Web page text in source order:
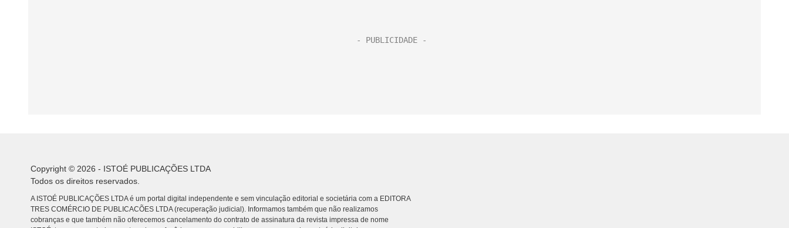
Copyright © 2026 - ISTOÉ PUBLICAÇÕES LTDA
Todos os direitos reservados.
A ISTOÉ PUBLICAÇÕES LTDA é um portal digital independente e sem vinculação editorial e societária com a EDITORA
TRES COMÉRCIO DE PUBLICACÕES LTDA (recuperação judicial). Informamos também que não realizamos
cobranças e que também não oferecemos cancelamento do contrato de assinatura da revista impressa de nome